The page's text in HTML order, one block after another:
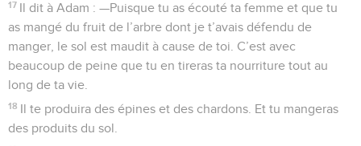
17 Il dit à Adam : —Puisque tu as écouté ta femme et que tu
as mangé du fruit de l’arbre dont je t’avais défendu de
manger, le sol est maudit à cause de toi. C’est avec
beaucoup de peine que tu en tireras ta nourriture tout au
long de ta vie.
18 Il te produira des épines et des chardons. Et tu mangeras
des produits du sol.